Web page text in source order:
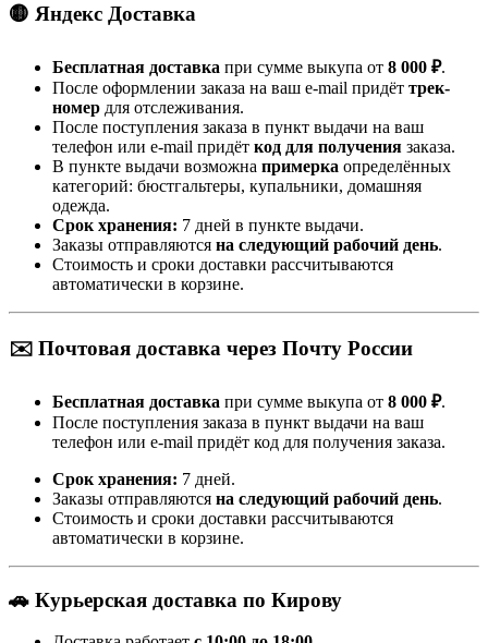
🟡 Яндекс Доставка
Бесплатная доставка при сумме выкупа от 8 000 ₽.
После оформлении заказа на ваш e-mail придёт трек-
номер для отслеживания.
После поступления заказа в пункт выдачи на ваш
телефон или e-mail придёт код для получения заказа.
В пункте выдачи возможна примерка определённых
категорий: бюстгальтеры, купальники, домашняя
одежда.
Срок хранения: 7 дней в пункте выдачи.
Заказы отправляются на следующий рабочий день.
Стоимость и сроки доставки рассчитываются
автоматически в корзине.
✉️ Почтовая доставка через Почту России
Бесплатная доставка при сумме выкупа от 8 000 ₽.
После поступления заказа в пункт выдачи на ваш
телефон или e-mail придёт код для получения заказа.
Срок хранения: 7 дней.
Заказы отправляются на следующий рабочий день.
Стоимость и сроки доставки рассчитываются
автоматически в корзине.
🚗 Курьерская доставка по Кирову